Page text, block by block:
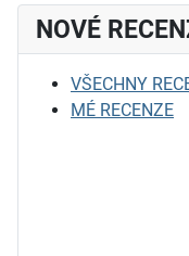
NOVÉ
VŠECHNY
MÉ RECENZE